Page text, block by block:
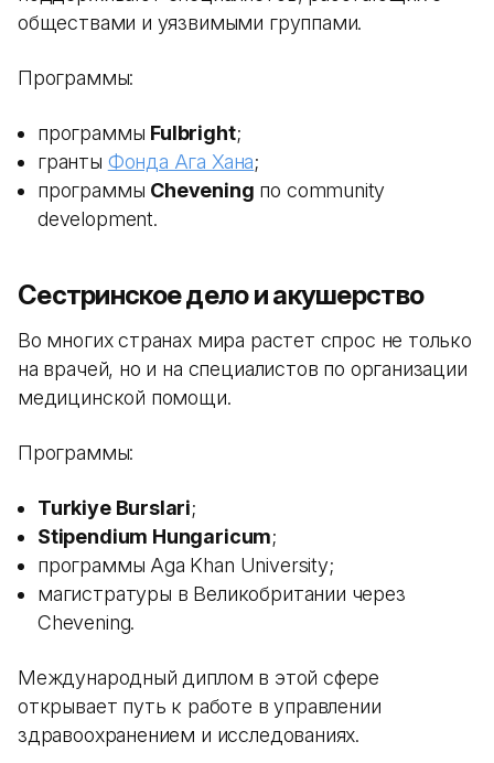
обществами и уязвимыми группами.
Программы:
программы Fulbright;
гранты Фонда Ага Хана;
программы Chevening по community
development.
Сестринское дело и акушерство
Во многих странах мира растет спрос не только
на врачей, но и на специалистов по организации
медицинской помощи.
Программы:
Turkiye Burslari;
Stipendium Hungaricum;
программы Aga Khan University;
магистратуры в Великобритании через
Chevening.
Международный диплом в этой сфере
открывает путь к работе в управлении
здравоохранением и исследованиях.